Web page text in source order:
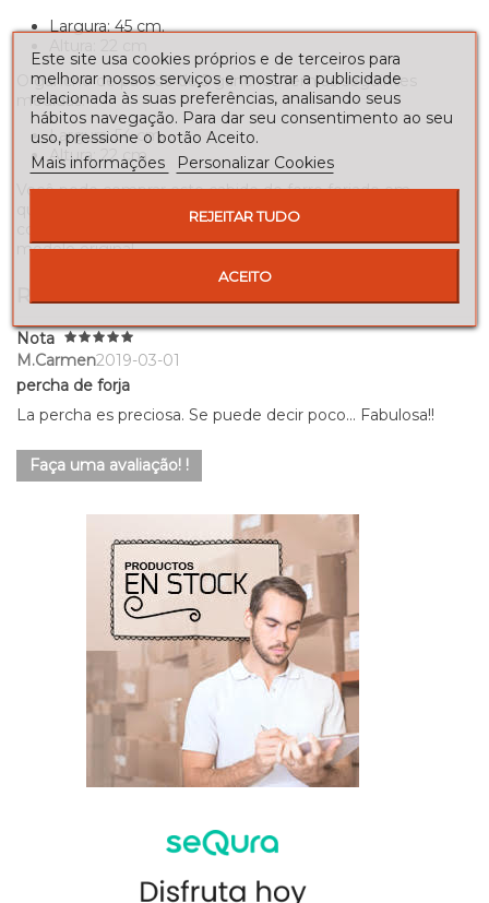
Largura: 45 cm.
O gancho de parede de 5 ganchos tem as seguintes
medidas:
Largura: 54 cm.
Altura: 22 cm
Você pode comprar este cabide de ferro forjado em
qualquer um dos acabamentos disponíveis na paleta de
modelo original.
REVIEWS
Nota
M.Carmen2019-03-01
percha de forja
La percha es preciosa. Se puede decir poco... Fabulosa!!
Faça uma avaliação! !
Este site usa cookies próprios e de terceiros para
melhorar nossos serviços e mostrar a publicidade
relacionada às suas preferências, analisando seus
hábitos navegação. Para dar seu consentimento ao seu
uso, pressione o botão Aceito.
Mais informações
Personalizar Cookies
REJEITAR TUDO
ACEITO